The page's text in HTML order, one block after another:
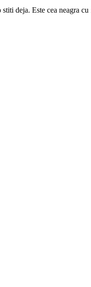
deja. Este cea neagra